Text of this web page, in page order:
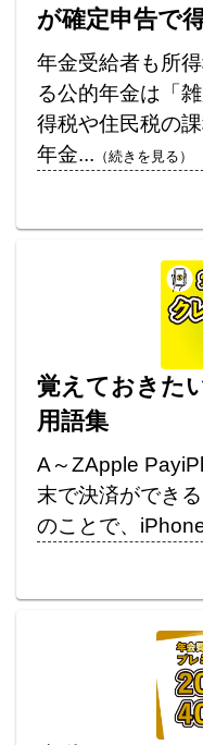
が確定申告で
年金受給者も所
る公的年金は「
得税や住民税の
年金... （続きを見る）
覚えておきた
用語集
A～ZApple
末で決済ができ
のことで、